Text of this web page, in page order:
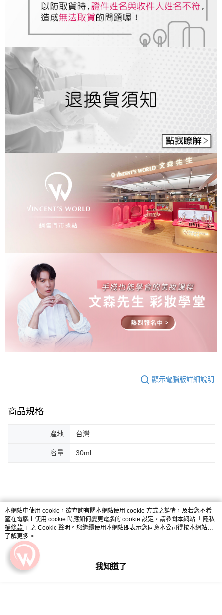
顯示電腦版詳細說明
商品規格
產地 台灣
容量 30ml
商品相關分類 (3) 查看全部
彩妝系列｜MAKEUP └粉底專區
人氣商品推薦
本網站中使用 cookie，欲查詢有關本網站使用 cookie 方式之詳情，及若您不希
望在電腦上使用 cookie 時應如何變更電腦的 cookie 設定，請參閱本網站「 隱私
權條款 」之 Cookie 聲明。您繼續使用本網站即表示您同意本公司得按本網站使
用條款之 Cookie 聲明使用 cookie。
了解更多 >
我知道了